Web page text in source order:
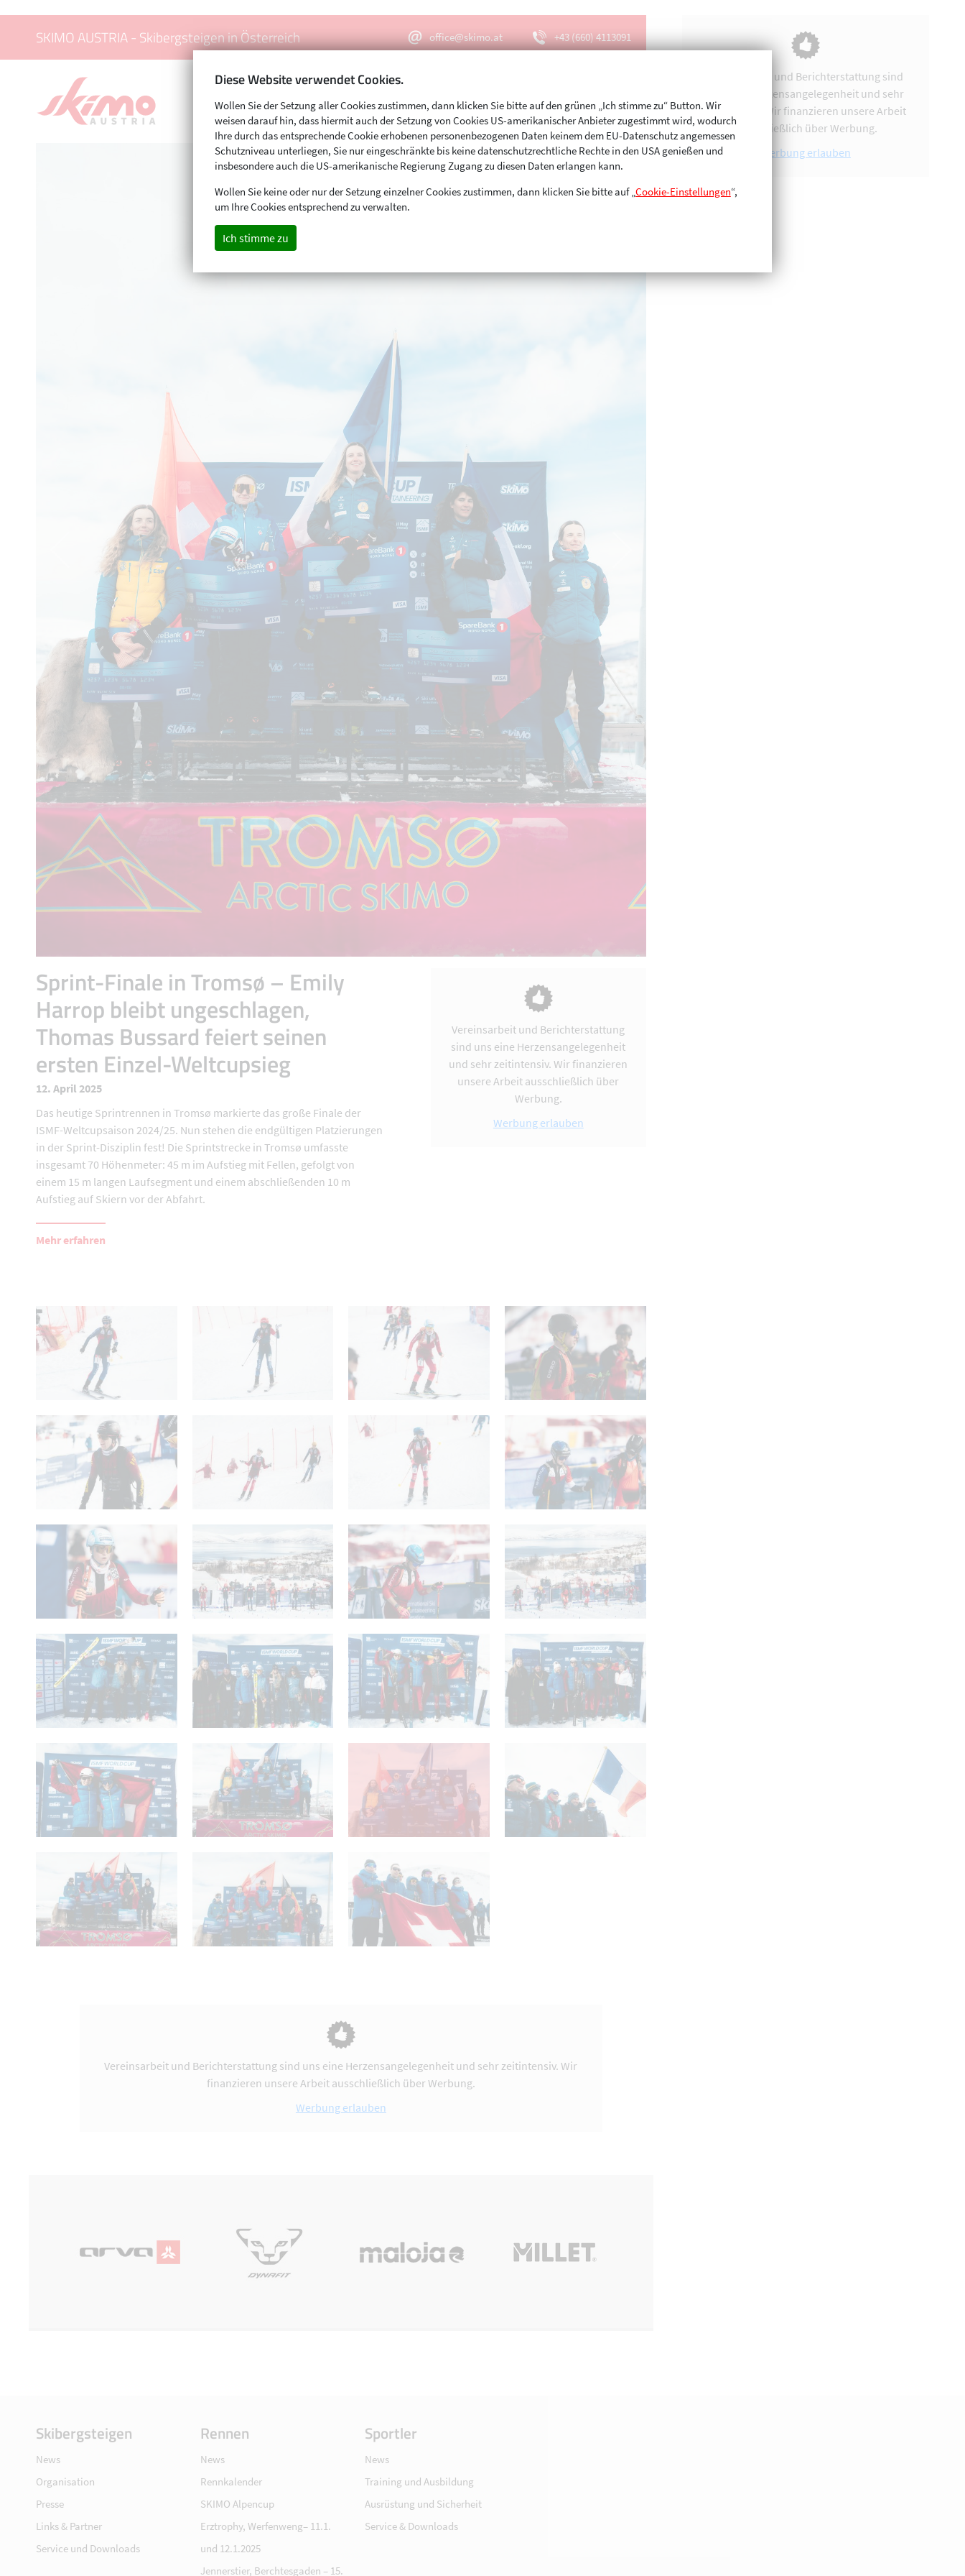
SKIMO AUSTRIA - Skibergsteigen in Österreich office@skimo.at +43 (660) 4113091
Menu
Sprint-Finale in Tromsø – Emily
Harrop bleibt ungeschlagen,
Thomas Bussard feiert seinen
ersten Einzel-Weltcupsieg
12. April 2025
Das heutige Sprintrennen in Tromsø markierte das große Finale der
ISMF-Weltcupsaison 2024/25. Nun stehen die endgültigen Platzierungen
in der Sprint-Disziplin fest! Die Sprintstrecke in Tromsø umfasste
insgesamt 70 Höhenmeter: 45 m im Aufstieg mit Fellen, gefolgt von
einem 15 m langen Laufsegment und einem abschließenden 10 m
Aufstieg auf Skiern vor der Abfahrt.
Mehr erfahren
Vereinsarbeit und Berichterstattung
sind uns eine Herzensangelegenheit
und sehr zeitintensiv. Wir finanzieren
unsere Arbeit ausschließlich über
Werbung.
Werbung erlauben
Vereinsarbeit und Berichterstattung sind uns eine Herzensangelegenheit und sehr zeitintensiv. Wir
finanzieren unsere Arbeit ausschließlich über Werbung.
Werbung erlauben
Vereinsarbeit und Berichterstattung sind
uns eine Herzensangelegenheit und sehr
zeitintensiv. Wir finanzieren unsere Arbeit
ausschließlich über Werbung.
Werbung erlauben
Skibergsteigen
News
Organisation
Presse
Links & Partner
Service und Downloads
Rennen
News
Rennkalender
SKIMO Alpencup
Erztrophy, Werfenweng– 11.1.
und 12.1.2025
Jennerstier, Berchtesgaden – 15.
Sportler
News
Training und Ausbildung
Ausrüstung und Sicherheit
Service & Downloads
Diese Website verwendet Cookies.
Wollen Sie der Setzung aller Cookies zustimmen, dann klicken Sie bitte auf den grünen „Ich stimme zu“ Button. Wir
weisen darauf hin, dass hiermit auch der Setzung von Cookies US-amerikanischer Anbieter zugestimmt wird, wodurch
Ihre durch das entsprechende Cookie erhobenen personenbezogenen Daten keinem dem EU-Datenschutz angemessen
Schutzniveau unterliegen, Sie nur eingeschränkte bis keine datenschutzrechtliche Rechte in den USA genießen und
insbesondere auch die US-amerikanische Regierung Zugang zu diesen Daten erlangen kann.
Wollen Sie keine oder nur der Setzung einzelner Cookies zustimmen, dann klicken Sie bitte auf „Cookie-Einstellungen“,
um Ihre Cookies entsprechend zu verwalten.
Ich stimme zu